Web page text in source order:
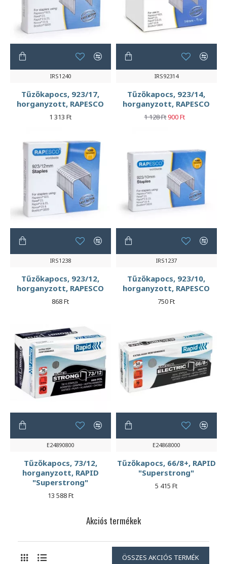
IRS1240
Tűzőkapocs, 923/17,
horganyzott, RAPESCO
1 313 Ft
IRS92314
Tűzőkapocs, 923/14,
horganyzott, RAPESCO
1 128 Ft900 Ft
IRS1238
Tűzőkapocs, 923/12,
horganyzott, RAPESCO
868 Ft
IRS1237
Tűzőkapocs, 923/10,
horganyzott, RAPESCO
750 Ft
E24890800
Tűzőkapocs, 73/12,
horganyzott, RAPID
"Superstrong"
13 588 Ft
E24868000
Tűzőkapocs, 66/8+, RAPID
"Superstrong"
5 415 Ft
Akciós termékek
ÖSSZES AKCIÓS TERMÉK